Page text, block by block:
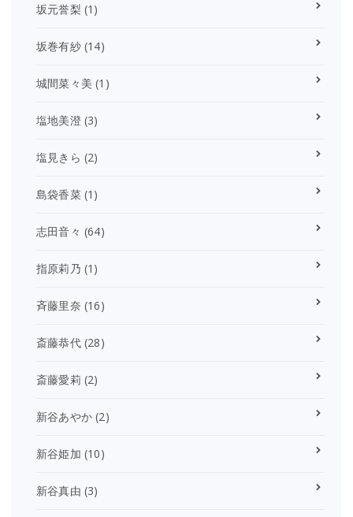
坂元誉梨 (1)
坂巻有紗(14)
城間菜々美 (1)
塩地美澄(3)
塩見きら (2)
島袋香菜(1)
志田音々 (64)
指原莉乃 (1)
斉藤里奈 (16)
斎藤恭代(28)
斎藤愛莉 (2)
新谷あやか (2)
新谷姫加 (10)
新谷真由 (3)